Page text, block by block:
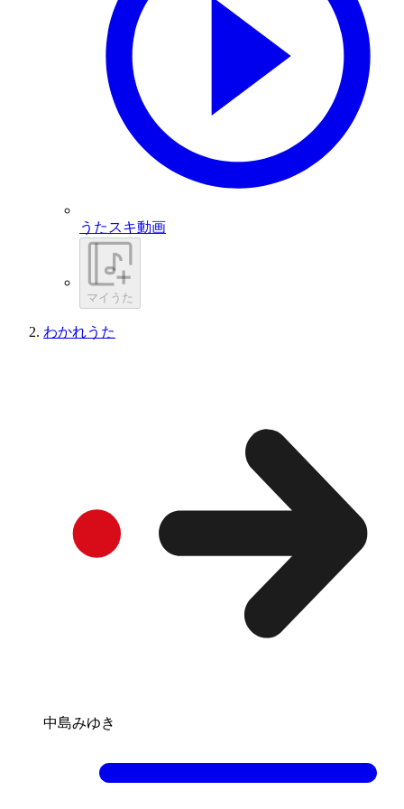
うたスキ動画
マイうた
わかれうた
中島みゆき